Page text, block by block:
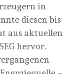
in
diesen bis
aus aktuellen
hervor.